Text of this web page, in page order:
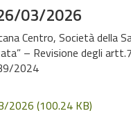
03/2026
Centro, Società della
– Revisione degli
2024
2026 (100.24 KB)